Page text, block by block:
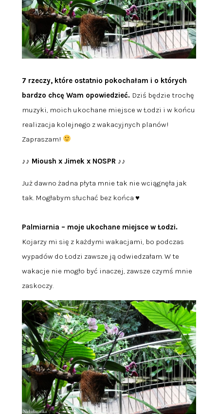
7 rzeczy, które ostatnio pokochałam i o których
bardzo chcę Wam opowiedzieć. Dziś będzie trochę
muzyki, moich ukochane miejsce w Łodzi i w końcu
realizacja kolejnego z wakacyjnych planów!
Zapraszam!
♪♪ Mioush x Jimek x NOSPR ♪♪
Już dawno żadna płyta mnie tak nie wciągnęła jak
tak. Mogłabym słuchać bez końca ♥
Palmiarnia – moje ukochane miejsce w Łodzi.
Kojarzy mi się z każdymi wakacjami, bo podczas
wypadów do Łodzi zawsze ją odwiedzałam. W te
wakacje nie mogło być inaczej, zawsze czymś mnie
zaskoczy.